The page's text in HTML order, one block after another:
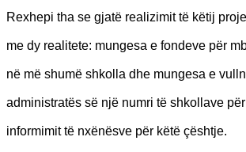
Rexhepi tha se gjatë realizimit të këtij
me dy realitete: mungesa e fondeve për
në më shumë shkolla dhe mungesa e
administratës së një numri të shkollave
informimit të nxënësve për këtë çështje.